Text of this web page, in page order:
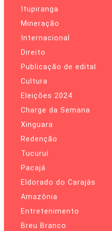
Itupiranga
Mineração
Internacional
Direito
Publicação de edital
Cultura
Eleições 2024
Charge da Semana
Xinguara
Redenção
Tucuruí
Pacajá
Eldorado do Carajás
Amazônia
Entretenimento
Breu Branco